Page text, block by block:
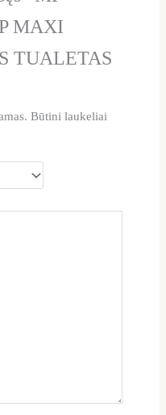
MAXI
TUALETAS
Būtini laukeliai